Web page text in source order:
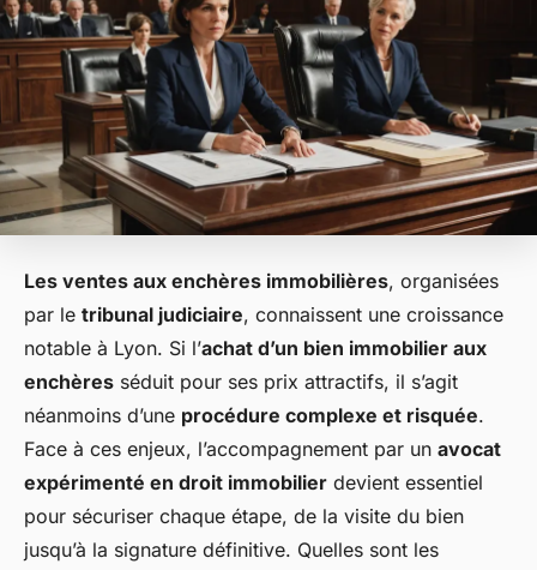
Les ventes aux enchères immobilières, organisées
par le tribunal judiciaire, connaissent une croissance
notable à Lyon. Si l’achat d’un bien immobilier aux
enchères séduit pour ses prix attractifs, il s’agit
néanmoins d’une procédure complexe et risquée.
Face à ces enjeux, l’accompagnement par un avocat
expérimenté en droit immobilier devient essentiel
pour sécuriser chaque étape, de la visite du bien
jusqu’à la signature définitive. Quelles sont les